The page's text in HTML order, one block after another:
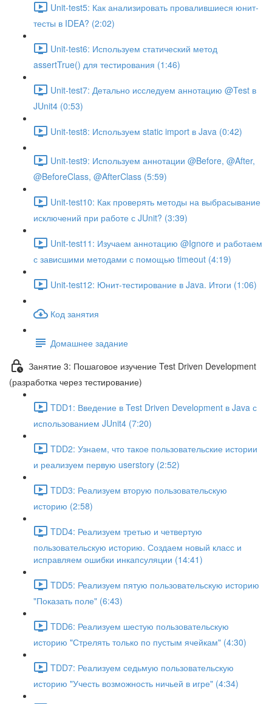
Unit-test5: Как анализировать провалившиеся юнит-
тесты в IDEA? (2:02)
Unit-test6: Используем статический метод
assertTrue() для тестирования (1:46)
Unit-test7: Детально исследуем аннотацию @Test в
JUnit4 (0:53)
Unit-test8: Используем static import в Java (0:42)
Unit-test9: Используем аннотации @Before, @After,
@BeforeClass, @AfterClass (5:59)
Unit-test10: Как проверять методы на выбрасывание
исключений при работе с JUnit? (3:39)
Unit-test11: Изучаем аннотацию @Ignore и работаем
с зависшими методами с помощью timeout (4:19)
Unit-test12: Юнит-тестирование в Java. Итоги (1:06)
Код занятия
Домашнее задание
Занятие 3: Пошаговое изучение Test Driven Development
(разработка через тестирование)
TDD1: Введение в Test Driven Development в Java с
использованием JUnit4 (7:20)
TDD2: Узнаем, что такое пользовательские истории
и реализуем первую userstory (2:52)
TDD3: Реализуем вторую пользовательскую
историю (2:58)
TDD4: Реализуем третью и четвертую
пользовательскую историю. Создаем новый класс и
исправляем ошибки инкапсуляции (14:41)
TDD5: Реализуем пятую пользовательскую историю
"Показать поле" (6:43)
TDD6: Реализуем шестую пользовательскую
историю "Стрелять только по пустым ячейкам" (4:30)
TDD7: Реализуем седьмую пользовательскую
историю "Учесть возможность ничьей в игре" (4:34)